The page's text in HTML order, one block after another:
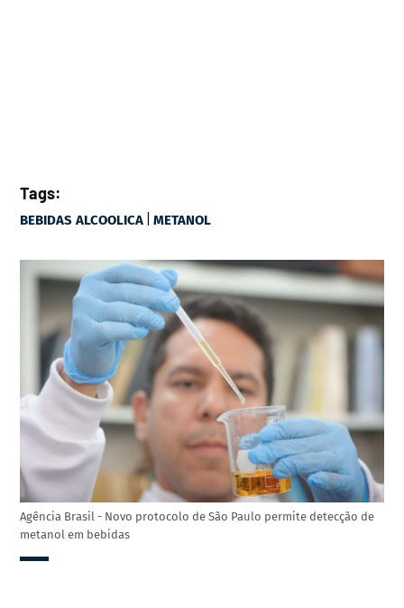
Tags:
BEBIDAS ALCOOLICA |METANOL
Agência Brasil - Novo protocolo de São Paulo permite detecção de
metanol em bebidas